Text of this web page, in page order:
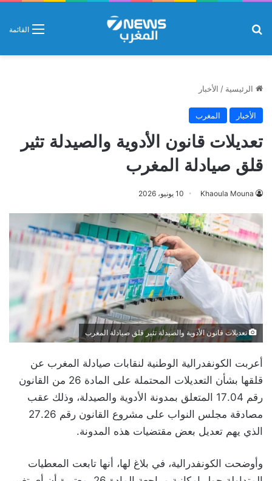
القائمة
الرئيسية / الأخبار
الأخبار المغرب
تعديلات قانون الأدوية والصيدلة تثير
قلق صيادلة المغرب
Khaoula Mouna 10 يونيو، 2026
تعديلات قانون الأدوية والصيدلة تثير قلق صيادلة المغرب
أعربت الكونفدرالية الوطنية لنقابات صيادلة المغرب عن
قلقها بشأن التعديلات المحتملة على المادة 26 من القانون
رقم 17.04 المتعلق بمدونة الأدوية والصيدلة، وذلك عقب
مصادقة مجلس النواب على مشروع القانون رقم 27.26
الذي يهم تعديل بعض مقتضيات هذه المدونة.
وأوضحت الكونفدرالية، في بلاغ لها، أنها تابعت المعطيات